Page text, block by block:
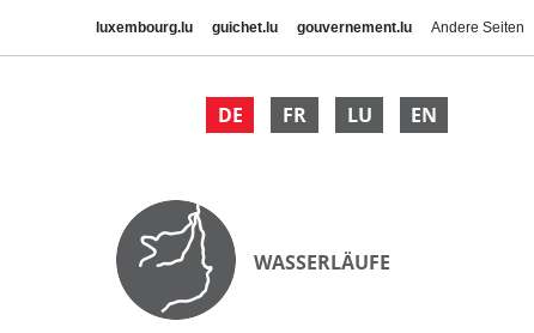
luxembourg.lu guichet.lu gouvernement.lu Andere Seiten
DE FR LU EN
WASSERLÄUFE